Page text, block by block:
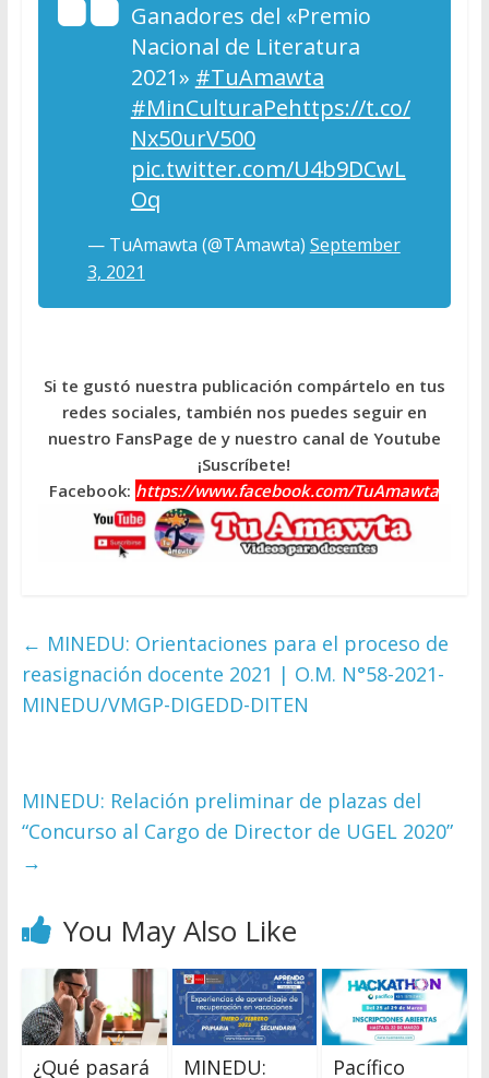
Ganadores del «Premio
Nacional de Literatura
2021» #TuAmawta
#MinCulturaPehttps://t.co/
Nx50urV500
pic.twitter.com/U4b9DCwL
Oq
— TuAmawta (@TAmawta) September
3, 2021
Si te gustó nuestra publicación compártelo en tus
redes sociales, también nos puedes seguir en
nuestro FansPage de y nuestro canal de Youtube
¡Suscríbete!
Facebook: https://www.facebook.com/TuAmawta
← MINEDU: Orientaciones para el proceso de
reasignación docente 2021 | O.M. N°58-2021-
MINEDU/VMGP-DIGEDD-DITEN
MINEDU: Relación preliminar de plazas del
“Concurso al Cargo de Director de UGEL 2020”
→
You May Also Like
¿Qué pasará
MINEDU:
Pacífico